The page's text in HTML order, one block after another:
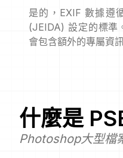
是的，EXIF 數據遵
(JEIDA) 設定的標準
會包含額外的專屬資
什麼是
Photoshop大型檔